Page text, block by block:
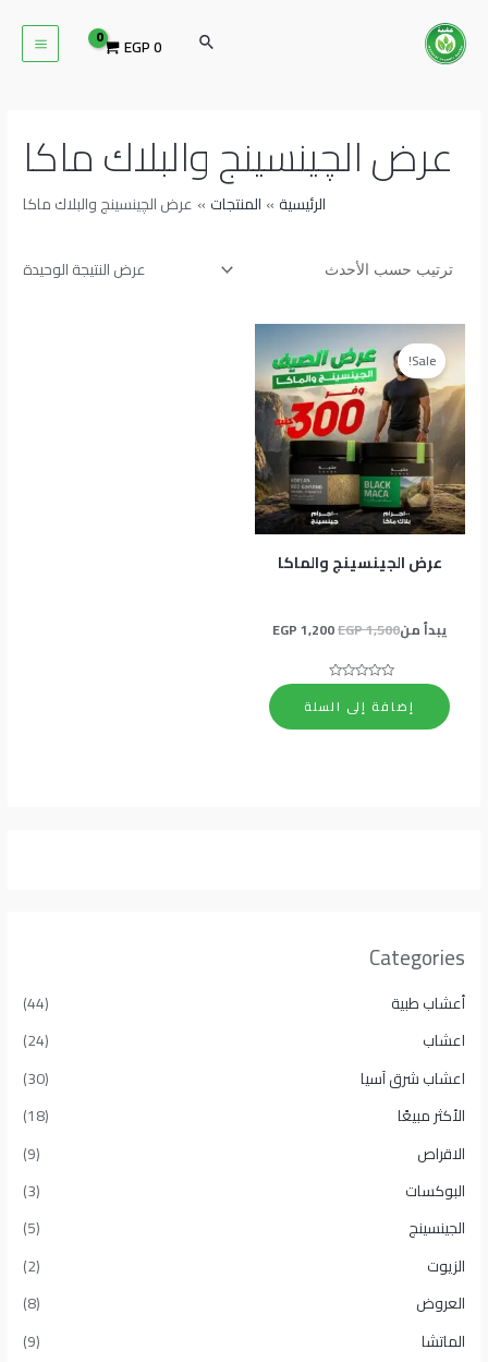
المحتوى
البحث EGP0
Categories
أعشاب طبية
(44)
اعشاب
(24)
اعشاب شرق آسيا
(30)
الأكثر مبيعًا​
(18)
الاقراص
(9)
البوكسات
(3)
الجينسينج
(5)
الزيوت
(2)
العروض
(8)
الماتشا
(9)
عرض الچينسينج والبلاك ماكا
الرئيسية المنتجات عرض الچينسينج والبلاك ماكا
عرض النتيجة الوحيدة
Sale!
عرض الجينسينج والماكا
يبدأ من EGP1,500
السعر
الأصلي
هو:
EGP 1,500.
EGP1,200
السعر
الحالي
هو:
EGP 1,200.
التقييم
0
إضافة إلى السلة